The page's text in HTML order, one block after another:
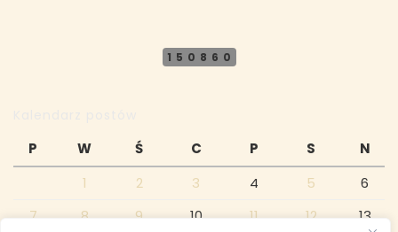
150860
P W Ś C P S
N
1
2 3 4 5
6
7
8 9 10 11 12
13